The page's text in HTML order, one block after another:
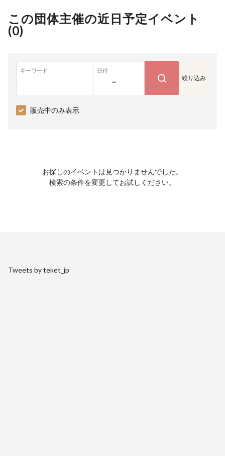
この団体主催の近日予定イベント
(0)
キーワード 日付
~ 絞り込み
販売中のみ表示
お探しのイベントは見つかりませんでした。
検索の条件を変更してお試しください。
Tweets by teket_jp